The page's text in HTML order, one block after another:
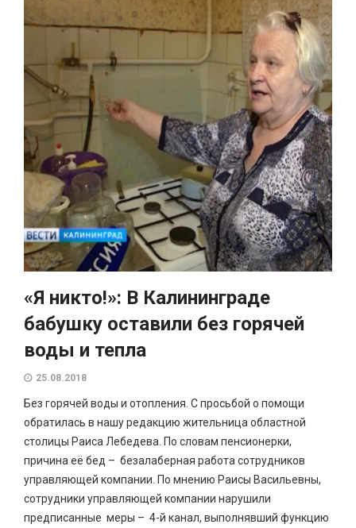
«Я никто!»: В Калининграде
бабушку оставили без горячей
воды и тепла
25.08.2018
Без горячей воды и отопления. С просьбой о помощи
обратилась в нашу редакцию жительница областной
столицы Раиса Лебедева. По словам пенсионерки,
причина её бед – безалаберная работа сотрудников
управляющей компании. По мнению Раисы Васильевны,
сотрудники управляющей компании нарушили
предписанные меры – 4-й канал, выполнявший функцию